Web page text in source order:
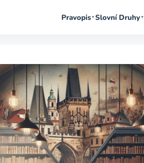
Pravopis▼Slovní Druhy▼